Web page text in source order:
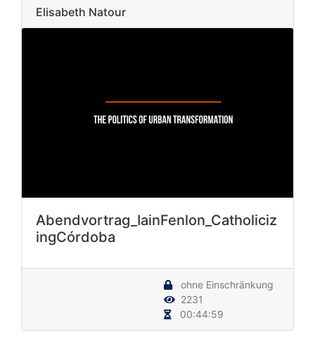
Elisabeth Natour
Abendvortrag_IainFenlon_Catholiciz
ingCórdoba
ohne Einschränkung
2231
00:44:59